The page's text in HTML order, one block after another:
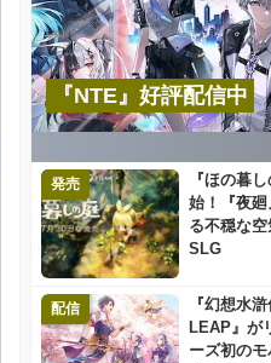
『NTE』好評配信中
発売
『ほの暮
始！『夜廻
る不穏な
SLG
配信
『幻想水
LEAP』が
ーズ初の